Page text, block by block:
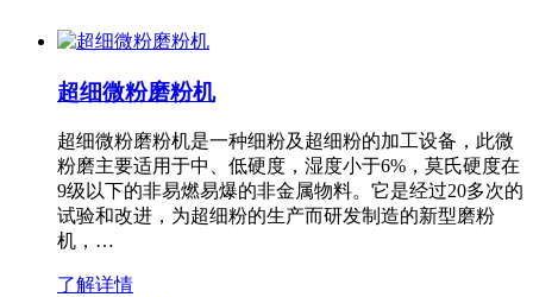
超细微粉磨粉机
超细微粉磨粉机是一种细粉及超细粉的加工设备，此微
粉磨主要适用于中、低硬度，湿度小于6%，莫氏硬度在
9级以下的非易燃易爆的非金属物料。它是经过20多次的
试验和改进，为超细粉的生产而研发制造的新型磨粉
机，…
了解详情